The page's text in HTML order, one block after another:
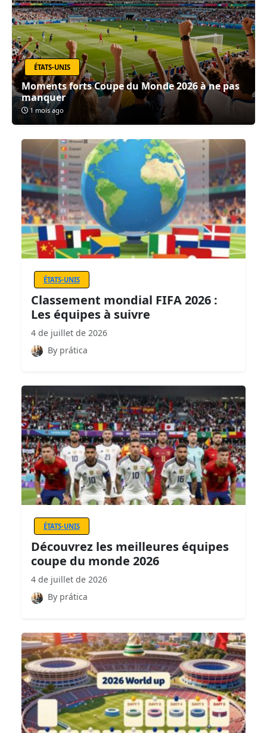
ÉTATS-UNIS
Moments forts Coupe du Monde 2026 à ne pas
manquer
1 mois ago
ÉTATS-UNIS
Classement mondial FIFA 2026 :
Les équipes à suivre
4 de juillet de 2026
By prática
ÉTATS-UNIS
Découvrez les meilleures équipes
coupe du monde 2026
4 de juillet de 2026
By prática